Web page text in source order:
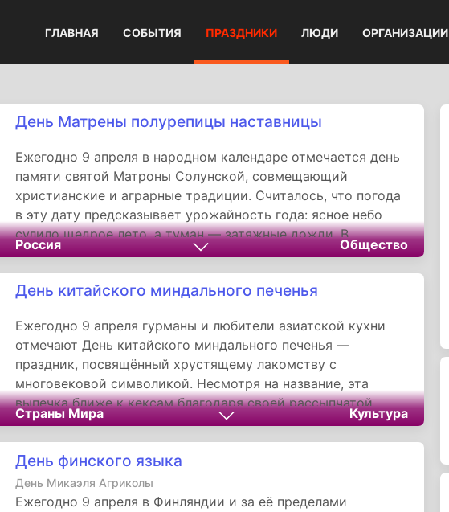
ГЛАВНАЯ СОБЫТИЯ ПРАЗДНИКИ ЛЮДИ ОРГАНИЗАЦИИ
День Матрены полурепицы наставницы
Ежегодно 9 апреля в народном календаре отмечается день
памяти святой Матроны Солунской, совмещающий
христианские и аграрные традиции. Считалось, что погода
в эту дату предсказывает урожайность года: ясное небо
сулило щедрое лето, а туман — затяжные дожди. В
церковной традиции чествуют мученицу Матрону, жившую
в III–IV веках в Салониках (современные Салоники).
Россия Общество
День китайского миндального печенья
Ежегодно 9 апреля гурманы и любители азиатской кухни
отмечают День китайского миндального печенья —
праздник, посвящённый хрустящему лакомству с
многовековой символикой. Несмотря на название, эта
выпечка ближе к кексам благодаря своей рассыпчатой
текстуре и насыщенному ореховому вкусу,
напоминающему пекан.
Страны Мира Культура
День финского языка
День Микаэля Агриколы
Ежегодно 9 апреля в Финляндии и за её пределами